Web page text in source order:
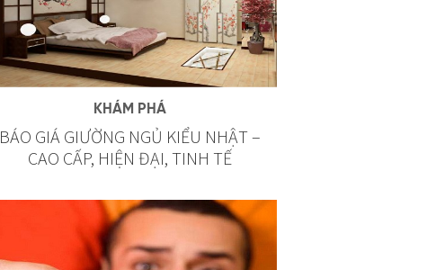
KHÁM PHÁ
BÁO GIÁ GIƯỜNG NGỦ KIỂU NHẬT –
CAO CẤP, HIỆN ĐẠI, TINH TẾ